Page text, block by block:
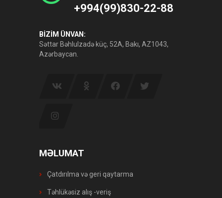
+994(99)830-22-88
BİZİM ÜNVAN:
Səttar Bəhlulzadə küç, 52A, Bakı, AZ1043,
Azərbaycan.
MƏLUMAT
Çatdırılma və geri qaytarma
Təhlükəsiz alış -veriş